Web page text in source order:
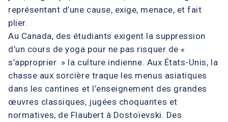
représentant d’une cause, exige, menace, et fait
plier.
Au Canada, des étudiants exigent la suppression
d’un cours de yoga pour ne pas risquer de «
s’approprier » la culture indienne. Aux États-Unis, la
chasse aux sorcière traque les menus asiatiques
dans les cantines et l’enseignement des grandes
œuvres classiques, jugées choquantes et
normatives, de Flaubert à Dostoïevski. Des